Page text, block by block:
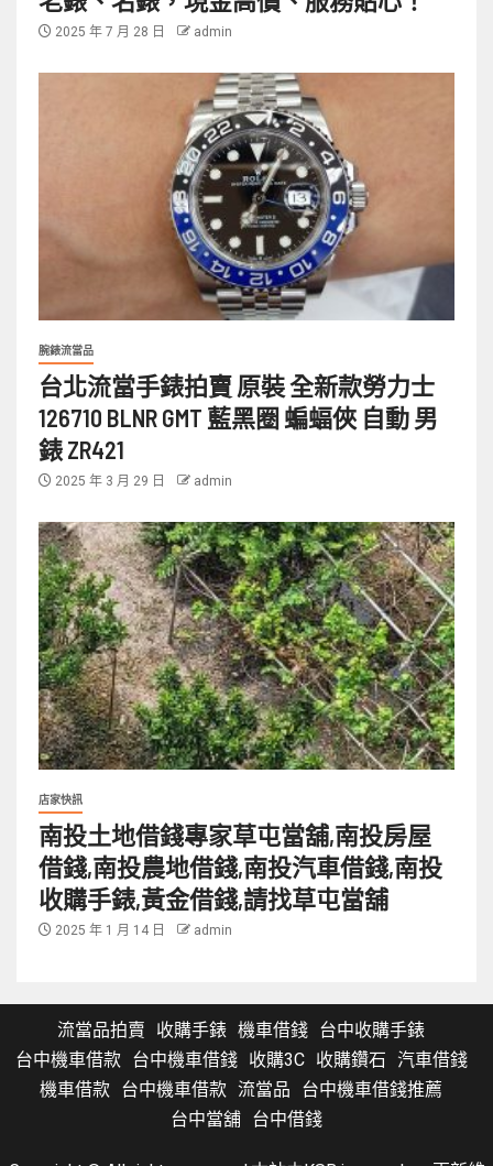
2025 年 7 月 28 日 admin
腕錶流當品
台北流當手錶拍賣 原裝 全新款勞力士
126710 BLNR GMT 藍黑圈 蝙蝠俠 自動 男
錶 ZR421
2025 年 3 月 29 日 admin
店家快訊
南投土地借錢專家草屯當舖,南投房屋
借錢,南投農地借錢,南投汽車借錢,南投
收購手錶,黃金借錢,請找草屯當舖
2025 年 1 月 14 日 admin
流當品拍賣 收購手錶 機車借錢 台中收購手錶
台中機車借款
台中機車借錢 收購3C 收購鑽石 汽車借錢
機車借款 台中機車借款 流當品
台中機車借錢推薦
台中當舖 台中借錢